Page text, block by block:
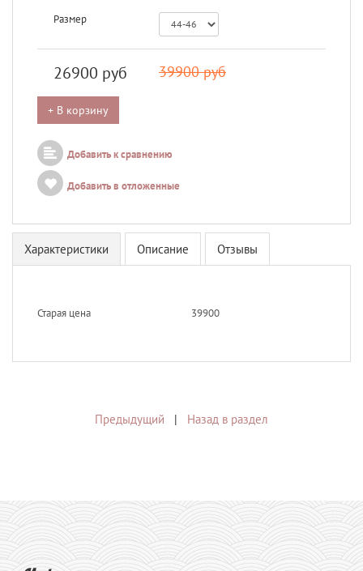
Размер
26900 руб 39900 руб
+ В корзину
Добавить к сравнению
Добавить в отложенные
Характеристики Описание Отзывы
Старая цена 39900
Предыдущий | Назад в раздел